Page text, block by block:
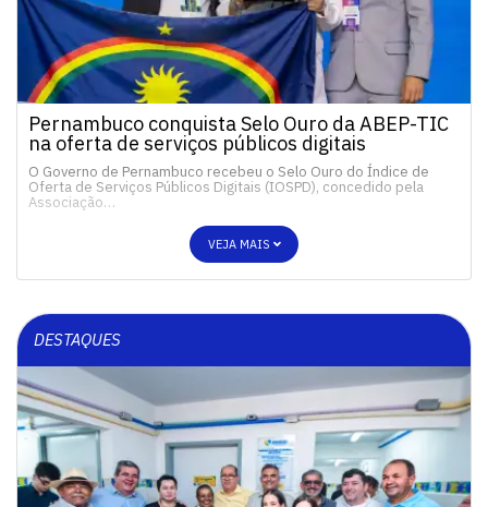
Pernambuco conquista Selo Ouro da ABEP-TIC
na oferta de serviços públicos digitais
O Governo de Pernambuco recebeu o Selo Ouro do Índice de
Oferta de Serviços Públicos Digitais (IOSPD), concedido pela
Associação…
VEJA MAIS
DESTAQUES